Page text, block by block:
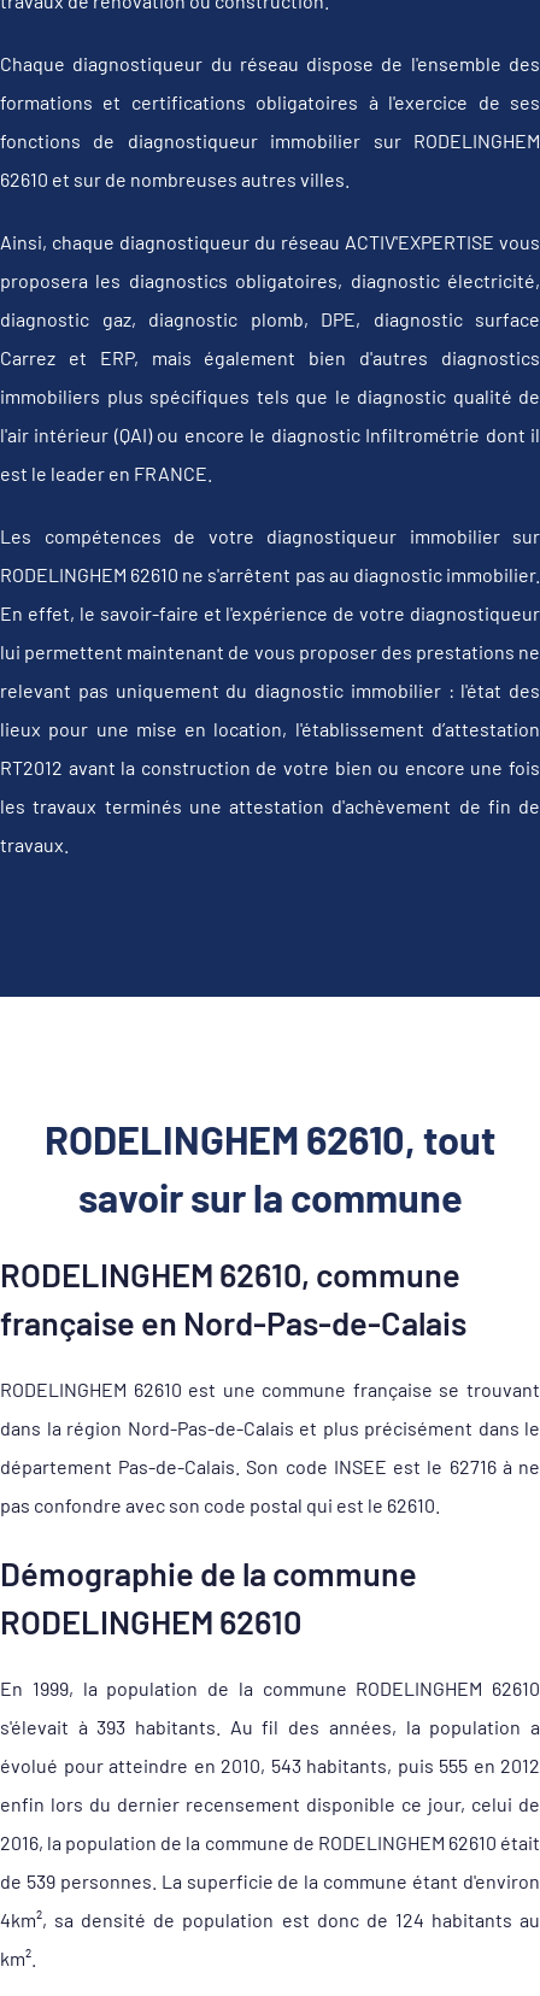
Chaque diagnostiqueur du réseau dispose de l'ensemble des
formations et certifications obligatoires à l'exercice de ses
fonctions de diagnostiqueur immobilier sur RODELINGHEM
62610 et sur de nombreuses autres villes.
Ainsi, chaque diagnostiqueur du réseau ACTIV'EXPERTISE vous
proposera les diagnostics obligatoires, diagnostic électricité,
diagnostic gaz, diagnostic plomb, DPE, diagnostic surface
Carrez et ERP, mais également bien d'autres diagnostics
immobiliers plus spécifiques tels que le diagnostic qualité de
l'air intérieur (QAI) ou encore le diagnostic Infiltrométrie dont il
est le leader en FRANCE.
Les compétences de votre diagnostiqueur immobilier sur
RODELINGHEM 62610 ne s'arrêtent pas au diagnostic immobilier.
En effet, le savoir-faire et l'expérience de votre diagnostiqueur
lui permettent maintenant de vous proposer des prestations ne
relevant pas uniquement du diagnostic immobilier : l'état des
lieux pour une mise en location, l'établissement d’attestation
RT2012 avant la construction de votre bien ou encore une fois
les travaux terminés une attestation d'achèvement de fin de
travaux.
RODELINGHEM 62610, tout
savoir sur la commune
RODELINGHEM 62610, commune
française en Nord-Pas-de-Calais
RODELINGHEM 62610 est une commune française se trouvant
dans la région Nord-Pas-de-Calais et plus précisément dans le
département Pas-de-Calais. Son code INSEE est le 62716 à ne
pas confondre avec son code postal qui est le 62610.
Démographie de la commune
RODELINGHEM 62610
En 1999, la population de la commune RODELINGHEM 62610
s'élevait à 393 habitants. Au fil des années, la population a
évolué pour atteindre en 2010, 543 habitants, puis 555 en 2012
enfin lors du dernier recensement disponible ce jour, celui de
2016, la population de la commune de RODELINGHEM 62610 était
de 539 personnes. La superficie de la commune étant d'environ
4km², sa densité de population est donc de 124 habitants au
km².